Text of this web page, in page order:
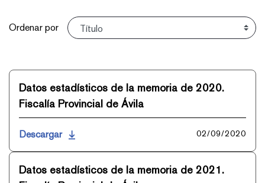
Ordenar
Ordenar por
Datos estadísticos de la memoria de 2020.
Fiscalía Provincial de Ávila
Descargar 02/09/2020
Datos estadísticos de la memoria de 2021.